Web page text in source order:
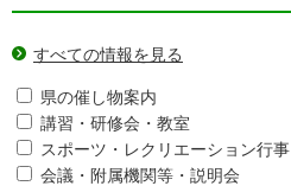
すべての情報を見る
県の催し物案内
講習・研修会・教室
スポーツ・レクリエーション行事
会議・附属機関等・説明会